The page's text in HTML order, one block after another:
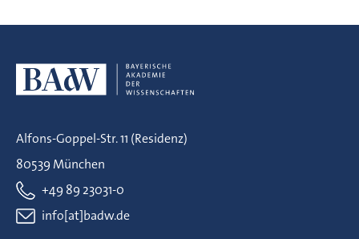
Alfons-Goppel-Str. 11 (Residenz)
80539 München
+49 89 23031-0
info[at]badw.de